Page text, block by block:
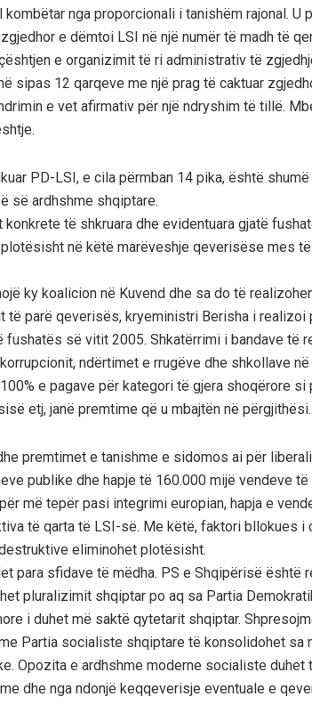
nga proporcionali i tanishëm rajonal. U
e dëmtoi LSI në një numër të madh të
e organizimit të ri administrativ të
sipas 12 qarqeve me një prag të caktuar
e vet afirmativ për një ndryshim të tillë.
PD-LSI, e cila përmban 14 pika, është
së ardhshme shqiptare.
të shkruara dhe evidentuara gjatë
në këtë marëveshje qeverisëse mes
ky koalicion në Kuvend dhe sa do të
të parë qeverisës, kryeministri Berisha i
fushatës së vitit 2005. Shkatërrimi i bandave të
ndërtimet e rrugëve dhe shkollave
e pagave për kategori të gjera shoqërore
etj, janë premtime që u mbajtën në përgjithësi.
premtimet e tanishme e sidomos ai për
publike dhe hapje të 160.000 mijë vendeve të
më tepër pasi integrimi europian, hapja e
të qarta të LSI-së. Me këtë, faktori bllokues i
eliminohet plotësisht.
para sfidave të mëdha. PS e Shqipërisë është
pluralizimit shqiptar po aq sa Partia
i duhet më saktë qytetarit shqiptar.
Partia socialiste shqiptare të konsolidohet sa
Opozita e ardhshme moderne socialiste duhet
dhe nga ndonjë keqqeverisje eventuale e